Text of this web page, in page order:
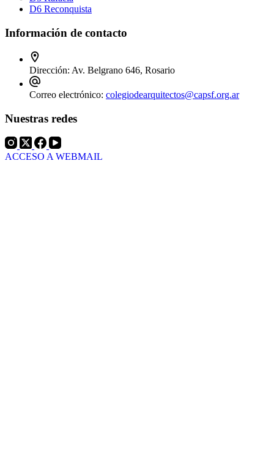
D6 Reconquista
Información de contacto
Dirección: Av. Belgrano 646, Rosario
Correo electrónico: colegiodearquitectos@capsf.org.ar
Nuestras redes
ACCESO A WEBMAIL